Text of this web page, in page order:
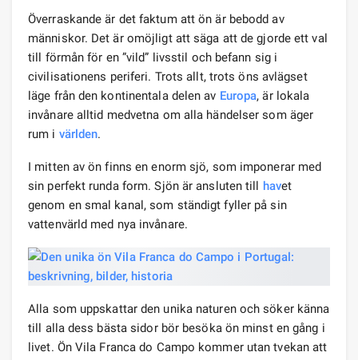
Överraskande är det faktum att ön är bebodd av
människor. Det är omöjligt att säga att de gjorde ett val
till förmån för en ”vild” livsstil och befann sig i
civilisationens periferi. Trots allt, trots öns avlägset
läge från den kontinentala delen av Europa, är lokala
invånare alltid medvetna om alla händelser som äger
rum i världen.
I mitten av ön finns en enorm sjö, som imponerar med
sin perfekt runda form. Sjön är ansluten till havet
genom en smal kanal, som ständigt fyller på sin
vattenvärld med nya invånare.
Alla som uppskattar den unika naturen och söker känna
till alla dess bästa sidor bör besöka ön minst en gång i
livet. Ön Vila Franca do Campo kommer utan tvekan att